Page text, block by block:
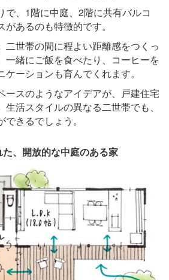
で、1階に中庭、2階に共有バルコ
あるのも特徴的です。
二世帯の間に程よい距離感をつくっ
一緒にご飯を食べたり、コーヒーを
ーションも育んでくれます。
ースのようなアイデアが、戸建住宅
活スタイルの異なる二世帯でも、
きるでしょう。
、開放的な中庭のある家